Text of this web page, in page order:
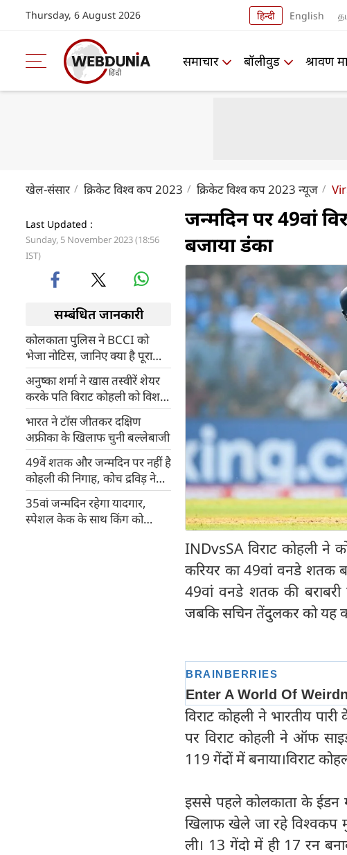
Thursday, 6 August 2026 हिन्दी English
समाचार बॉलीवुड श्रावण
खेल-संसार क्रिकेट विश्व कप 2023 क्रिकेट विश्व कप 2023 न्यूज
Last Updated :
Sunday, 5 November 2023 (18:56
IST)
सम्बंधित जानकारी
कोलकाता पुलिस ने BCCI को
भेजा नोटिस, जानिए क्या है पूरा
मामला
अनुष्का शर्मा ने खास तस्वीरें शेयर
करके पति विराट कोहली को विश
किया बर्थडे, बोलीं- हमेशा प्यार
करती रहूंगी...
भारत ने टॉस जीतकर दक्षिण
अफ्रीका के खिलाफ चुनी बल्लेबाजी
49वें शतक और जन्मदिन पर नहीं है
कोहली की निगाह, कोच द्रविड़ ने
किया खुलासा
35वां जन्मदिन रहेगा यादगार,
स्पेशल केक के साथ किंग को
जन्मदिन पर 49वां
बजाया डंका
INDvsSA विराट कोहली ने
करियर का 49वां वनडे शतक
49वां वनडे शतक की बराबरी
जबकि सचिन तेंदुलकर को यह
विराट कोहली ने भारतीय
पर विराट कोहली ने ऑफ
119 गेंदों में बनाया।विराट
इससे पहले कोलकाता के ईडन
खिलाफ खेले जा रहे विश्वकप
ली। 13 गेंदो में ही 17 रन